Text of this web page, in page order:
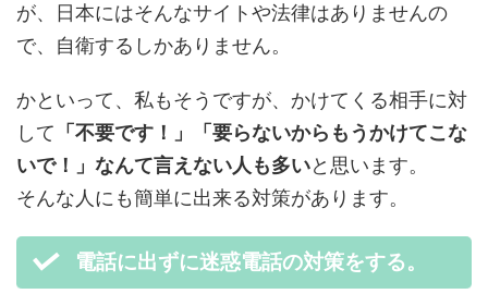
が、日本にはそんなサイトや法律はありませんの
で、自衛するしかありません。
かといって、私もそうですが、かけてくる相手に対
して 「不要です！」「要らないからもうかけてこな
いで！」なんて言えない人も多いと思います。
そんな人にも簡単に出来る対策があります。
電話に出ずに迷惑電話の対策をする。